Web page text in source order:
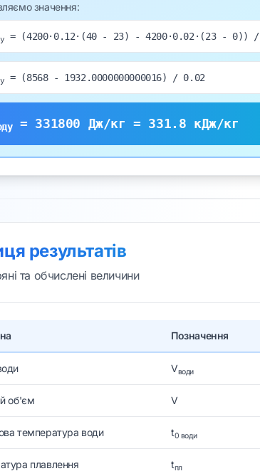
значення:
= (4200· 0.12·(40- 23) - 4200·0.02 ·(23- 0)) /
= (8568- 1932.0000000000016) / 0.02
= 331800 Дж/кг = 331.8 кДж/кг
результатів
та обчислені величини
Позначення
Vводи
об'єм V
температура води t0 води
плавлення tпл